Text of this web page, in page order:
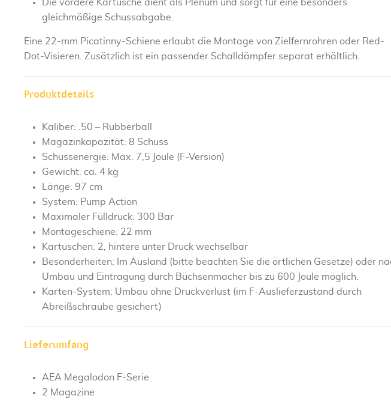
Die vordere Kartusche dient als Plenum und sorgt für eine besonders
gleichmäßige Schussabgabe.
Eine 22-mm Picatinny-Schiene erlaubt die Montage von Zielfernrohren oder Red-
Dot-Visieren. Zusätzlich ist ein passender Schalldämpfer separat erhältlich.
Produktdetails
Kaliber: .50 – Rubberball
Magazinkapazität: 8 Schuss
Schussenergie: Max. 7,5 Joule (F-Version)
Gewicht: ca. 4 kg
Länge: 97 cm
System: Pump Action
Maximaler Fülldruck: 300 Bar
Montageschiene: 22 mm
Kartuschen: 2, hintere unter Druck wechselbar
Besonderheiten: Im Ausland (bitte beachten Sie die örtlichen Gesetze) oder
Umbau und Eintragung durch Büchsenmacher bis zu 600 Joule möglich.
Karten-System: Umbau ohne Druckverlust (im F-Auslieferzustand durch
Abreißschraube gesichert)
Lieferumfang
AEA Megalodon F-Serie
2 Magazine